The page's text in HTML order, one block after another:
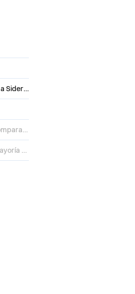
Por qué los equipos buscan alternativas a Sider AI